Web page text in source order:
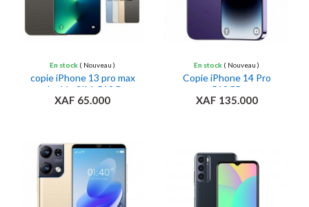
Ajouter au panier
En stock ( Nouveau )
copie iPhone 13 pro max
double SIM, 512G
XAF 65.000
Ajouter au panier
En stock ( Nouveau )
Copie iPhone 14 Pro
512GB
XAF 135.000